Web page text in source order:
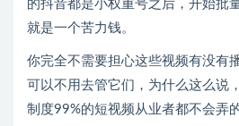
的抖音都是小权重号之后，开始批
就是一个苦力钱。
你完全不需要担心这些视频有没有
可以不用去管它们，为什么这么说
制度99%的短视频从业者都不会弄